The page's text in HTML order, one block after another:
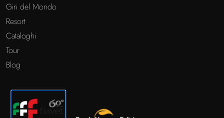
Giri del Mondo
Resort
Cataloghi
Tour
Blog